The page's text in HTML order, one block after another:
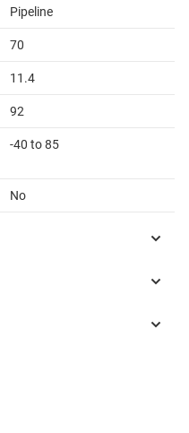
Pipeline
70
11.4
92
-40 to 85
No